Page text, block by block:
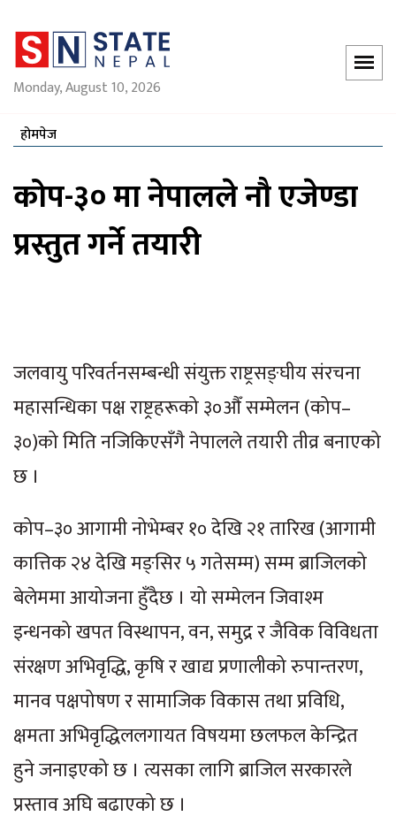
Monday, August 10, 2026
होमपेज
कोप-३० मा नेपालले नौ एजेण्डा
प्रस्तुत गर्ने तयारी
जलवायु परिवर्तनसम्बन्धी संयुक्त राष्ट्रसङ्घीय संरचना
महासन्धिका पक्ष राष्ट्रहरूको ३०औँ सम्मेलन (कोप–
३०)को मिति नजिकिएसँगै नेपालले तयारी तीव्र बनाएको
छ ।
कोप–३० आगामी नोभेम्बर १० देखि २१ तारिख (आगामी
कात्तिक २४ देखि मङ्सिर ५ गतेसम्म) सम्म ब्राजिलको
बेलेममा आयोजना हुँदैछ । यो सम्मेलन जिवाश्म
इन्धनको खपत विस्थापन, वन, समुद्र र जैविक विविधता
संरक्षण अभिवृद्धि, कृषि र खाद्य प्रणालीको रुपान्तरण,
मानव पक्षपोषण र सामाजिक विकास तथा प्रविधि,
क्षमता अभिवृद्धिललगायत विषयमा छलफल केन्द्रित
हुने जनाइएको छ । त्यसका लागि ब्राजिल सरकारले
प्रस्ताव अघि बढाएको छ ।